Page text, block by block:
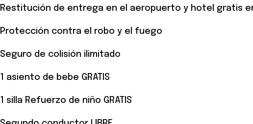
Restitución de entrega en el aeropuerto y hotel gratis
Protección contra el robo y el fuego
Seguro de colisión ilimitado
1 asiento de bebe GRATIS
1 silla Refuerzo de niño GRATIS